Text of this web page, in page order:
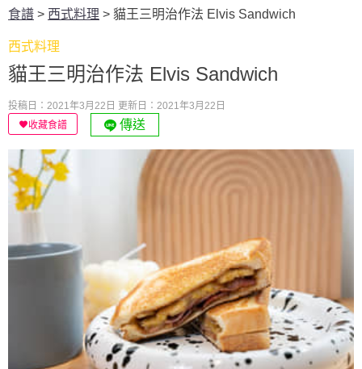
食譜 > 西式料理 > 貓王三明治作法 Elvis Sandwich
西式料理
貓王三明治作法 Elvis Sandwich
投稿日：2021年3月22日 更新日：2021年3月22日
收藏食譜
傳送